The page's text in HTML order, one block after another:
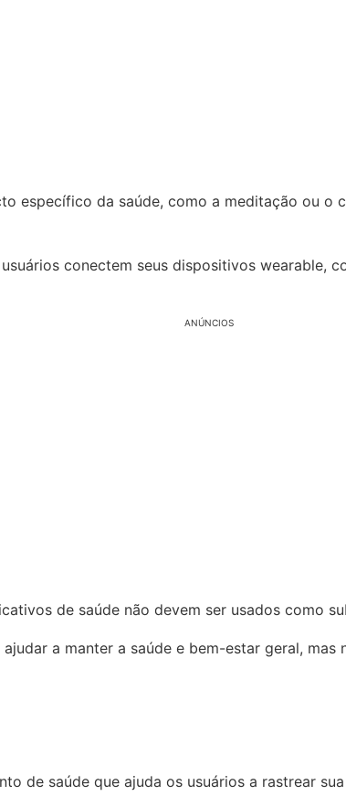
específico da saúde, como a meditação ou o
conectem seus dispositivos wearable,
ANÚNCIOS
de saúde não devem ser usados como
a manter a saúde e bem-estar geral,
de saúde que ajuda os usuários a rastrear